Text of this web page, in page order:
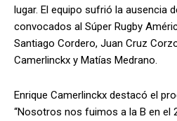
lugar. El equipo sufrió la ausencia
convocados al Súper Rugby
Santiago Cordero, Juan Cruz
Camerlinckx y Matías Medrano.
Enrique Camerlinckx destacó el
“Nosotros nos fuimos a la B en el